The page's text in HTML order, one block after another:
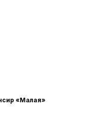
«Малая»